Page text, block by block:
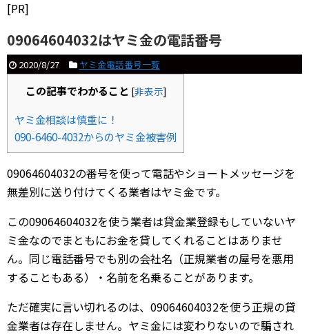
[PR]
09064604032はヤミ金の電話番号
2020/8/27 ヤミ金電話番号一覧
この記事でわかること [非表示]
ヤミ金相談は慎重に！
090-6460-4032からのヤミ金被害例
09064604032の番号を使って電話やショートメッセージを
無差別に送り付けてくる業者はヤミ金です。
この09064604032を使う業者は貸金業登録もしていないヤ
ミ金なのでまともにお金を貸してくれることはありませ
ん。同じ電話番号でも別の会社名（正規業者の屋号を悪用
することもある）・名前を名乗ることがあります。
ただ確実に言い切れるのは、09064604032を使う正規の貸
金業者は存在しません。ヤミ金には変わりないので騙され